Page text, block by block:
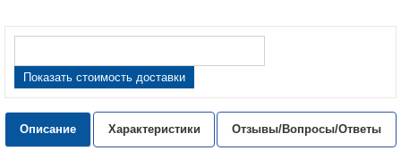
Показать стоимость доставки
Описание Характеристики Отзывы/Вопросы/Ответы